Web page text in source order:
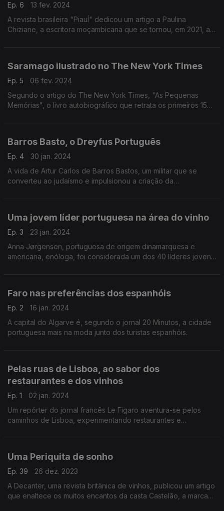
Ep. 6
13 fev. 2024
A revista brasileira "PiauÍ" dedicou um artigo a Paulina
Chiziane, a escritora moçambicana que se tornou, em 2021, a
Saramago ilustrado no The New York Times
Ep. 5
06 fev. 2024
Segundo o artigo do The New York Times, "As Pequenas
Memórias", o livro autobiográfico que retrata os primeiros 15
Barros Basto, o Dreyfus Português
Ep. 4
30 jan. 2024
A vida de Artur Carlos de Barros Bastos, um militar que se
converteu ao judaísmo e impulsionou a criação da
Uma jovem líder portuguesa na área do vinho
Ep. 3
23 jan. 2024
Anna Jørgensen, portuguesa de origem dinamarquesa e
americana, enóloga, foi considerada um dos 40 líderes jovens
Faro nas preferências dos espanhóis
Ep. 2
16 jan. 2024
A capital do Algarve é, segundo o jornal 20 Minutos, a cidade
portuguesa mais na moda junto dos turistas espanhóis.
Pelas ruas de Lisboa, ao sabor dos
restaurantes e dos vinhos
Ep. 1
02 jan. 2024
Um repórter do jornal francês Le Figaro aventura-se pelos
caminhos de Lisboa, experimentando restaurantes e
Uma Periquita de sonho
Ep. 39
26 dez. 2023
A Decanter, uma revista britânica de vinhos, publicou um artigo
que enaltece os muitos encantos da casta Castelão, a marca